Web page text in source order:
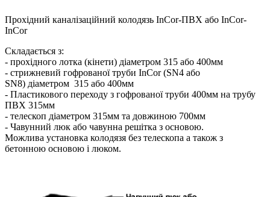
Прохідний каналізаційний колодязь InCor-ПВХ або InCor-
InCor
Складається з:
- прохідного лотка (кінети) діаметром 315 або 400мм
- стрижневий гофрованої труби InCor (SN4 або
SN8) діаметром 315 або 400мм
- Пластикового переходу з гофрованої труби 400мм на трубу
ПВХ 315мм
- телескоп діаметром 315мм та довжиною 700мм
- Чавунний люк або чавунна решітка з основою.
Можлива установка колодязя без телескопа а також з
бетонною основою і люком.